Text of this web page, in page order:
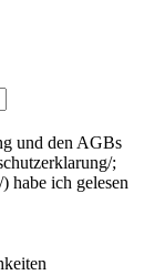
und den AGBs
;
habe ich gelesen